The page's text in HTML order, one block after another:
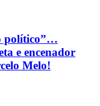
político”…
e encenador
Melo!